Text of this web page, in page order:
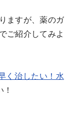
ますが、薬のガ
ご紹介してみよ
く治したい！水